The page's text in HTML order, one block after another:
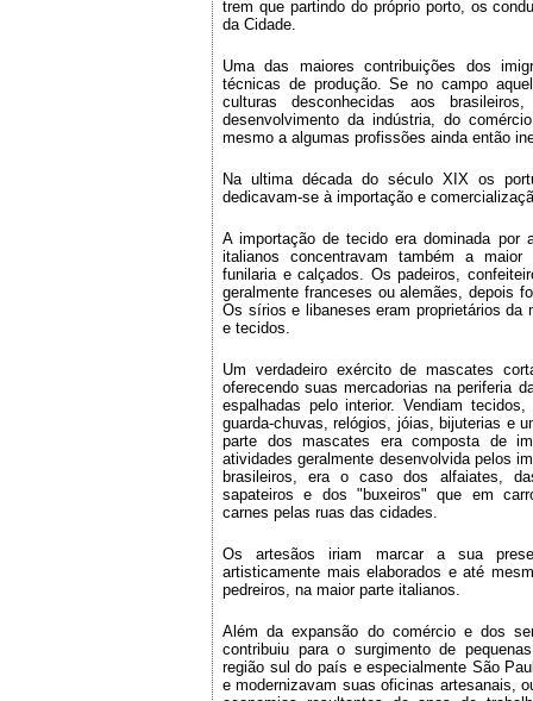
trem que partindo do próprio porto, os
da Cidade.
Uma das maiores contribuições dos
técnicas de produção. Se no campo
culturas desconhecidas aos
desenvolvimento da indústria, do
mesmo a algumas profissões ainda então
Na ultima década do século XIX os
dedicavam-se à importação e
A importação de tecido era dominada por
italianos concentravam também a
funilaria e calçados. Os padeiros,
geralmente franceses ou alemães, depois
Os sírios e libaneses eram proprietários da
e tecidos.
Um verdadeiro exército de mascates
oferecendo suas mercadorias na periferia
espalhadas pelo interior. Vendiam
guarda-chuvas, relógios, jóias, bijuterias e
parte dos mascates era composta de
atividades geralmente desenvolvida pelos
brasileiros, era o caso dos alfaiates,
sapateiros e dos "buxeiros" que em
carnes pelas ruas das cidades.
Os artesãos iriam marcar a sua
artisticamente mais elaborados e até
pedreiros, na maior parte italianos.
Além da expansão do comércio e dos
contribuiu para o surgimento de
região sul do país e especialmente São
e modernizavam suas oficinas artesanais,